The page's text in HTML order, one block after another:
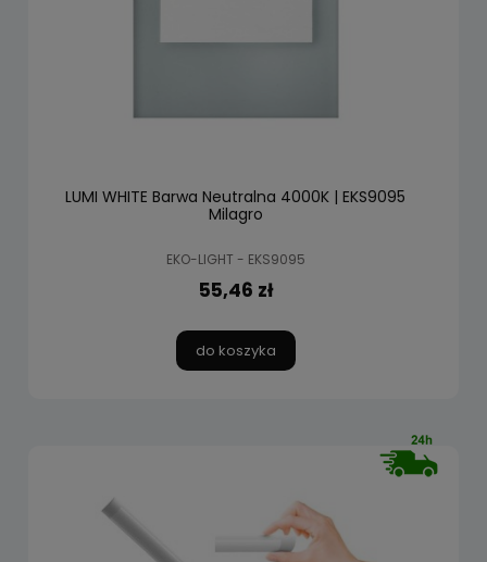
LUMI WHITE Barwa Neutralna 4000K | EKS9095
Milagro
EKO-LIGHT - EKS9095
55,46 zł
do koszyka